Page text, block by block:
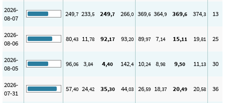
2026-
08-07
249,7 233,5 249,7 266,0 369,6 364,9 369,6 374,3 13
2026-
08-06
80,43 11,78 92,17 93,20 89,97 7,14 15,11 19,81 25
2026-
08-05
96,06 3,84 4,40 142,4 10,24 8,98 9,50 11,13 30
2026-
07-31
57,40 24,42 35,30 44,03 26,59 18,37 20,49 20,58 36